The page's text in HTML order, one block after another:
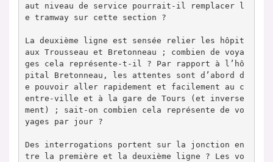
aut niveau de service pourrait-il remplacer l
e tramway sur cette section ?
La deuxième ligne est sensée relier les hôpit
aux Trousseau et Bretonneau ; combien de voya
ges cela représente-t-il ? Par rapport à l’hô
pital Bretonneau, les attentes sont d’abord d
e pouvoir aller rapidement et facilement au c
entre-ville et à la gare de Tours (et inverse
ment) ; sait-on combien cela représente de vo
yages par jour ?
Des interrogations portent sur la jonction en
tre la première et la deuxième ligne ? Les vo